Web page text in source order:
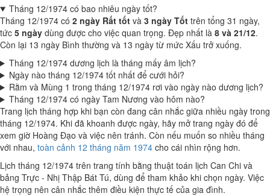
Tháng 12/1974 có bao nhiêu ngày tốt?
Tháng 12/1974 có 2 ngày Rất tốt và 3 ngày Tốt trên tổng 31 ngày,
tức 5 ngày dùng được cho việc quan trọng. Đẹp nhất là 8 và 21/12.
Còn lại 13 ngày Bình thường và 13 ngày từ mức Xấu trở xuống.
Tháng 12/1974 dương lịch là tháng mấy âm lịch?
Ngày nào tháng 12/1974 tốt nhất để cưới hỏi?
Rằm và Mùng 1 trong tháng 12/1974 rơi vào ngày nào dương lịch?
Tháng 12/1974 có ngày Tam Nương vào hôm nào?
Trang lịch tháng hợp khi bạn còn đang cân nhắc giữa nhiều ngày trong
tháng 12/1974. Khi đã khoanh được ngày, hãy mở trang ngày đó để
xem giờ Hoàng Đạo và việc nên tránh. Còn nếu muốn so nhiều tháng
với nhau, toàn cảnh 12 tháng năm 1974 cho cái nhìn rộng hơn.
Lịch tháng 12/1974 trên trang tính bằng thuật toán lịch Can Chi và
bảng Trực - Nhị Thập Bát Tú, dùng để tham khảo khi chọn ngày. Việc
hệ trọng nên cân nhắc thêm điều kiện thực tế của gia đình.